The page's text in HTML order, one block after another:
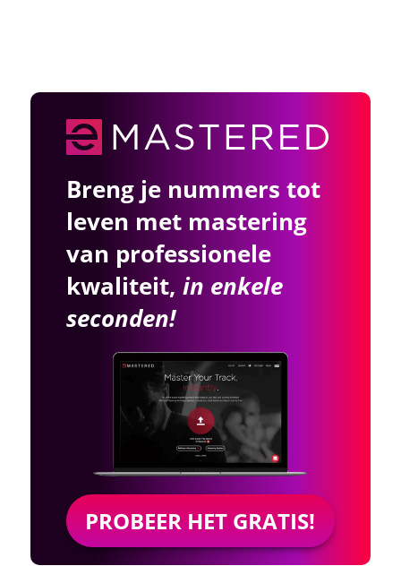
Breng je nummers tot
leven met mastering
van professionele
kwaliteit, in enkele
seconden!
PROBEER HET GRATIS!